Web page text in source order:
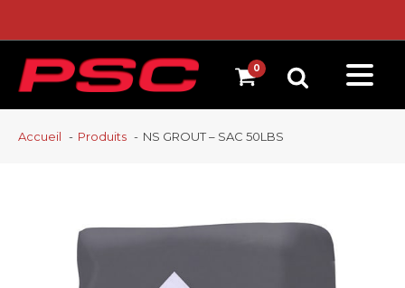
Accueil Produits NS GROUT – SAC 50LBS